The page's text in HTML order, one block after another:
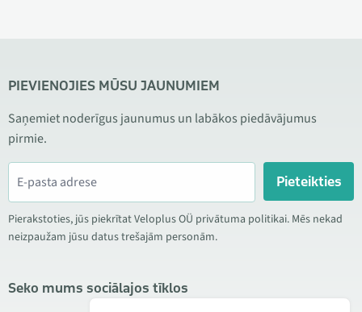
PIEVIENOJIES MŪSU JAUNUMIEM
Saņemiet noderīgus jaunumus un labākos piedāvājumus
pirmie.
Pieteikties
Pierakstoties, jūs piekrītat Veloplus OÜ privātuma politikai. Mēs nekad
neizpaužam jūsu datus trešajām personām.
Seko mums sociālajos tīklos